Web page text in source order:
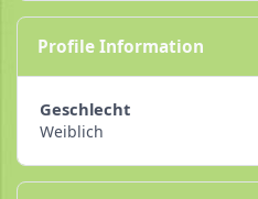
Profile Information
Geschlecht
Weiblich